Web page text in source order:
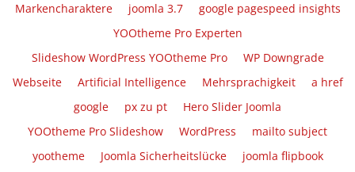
Markencharaktere
joomla 3.7
google pagespeed insights
YOOtheme Pro Experten
Slideshow WordPress YOOtheme Pro
WP Downgrade
Webseite
Artificial Intelligence Mehrsprachigkeit
a href
google
px zu pt
Hero Slider Joomla
YOOtheme Pro Slideshow
WordPress
mailto subject
yootheme
Joomla Sicherheitslücke
joomla flipbook